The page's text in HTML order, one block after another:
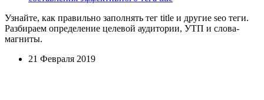
Узнайте, как правильно заполнять тег title и другие seo теги.
Разбираем определение целевой аудитории, УТП и слова-
магниты.
21 Февраля 2019